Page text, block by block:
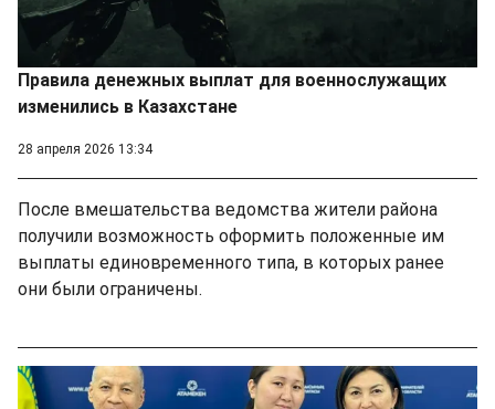
Правила денежных выплат для военнослужащих
изменились в Казахстане
28 апреля 2026 13:34
После вмешательства ведомства жители района
получили возможность оформить положенные им
выплаты единовременного типа, в которых ранее
они были ограничены.